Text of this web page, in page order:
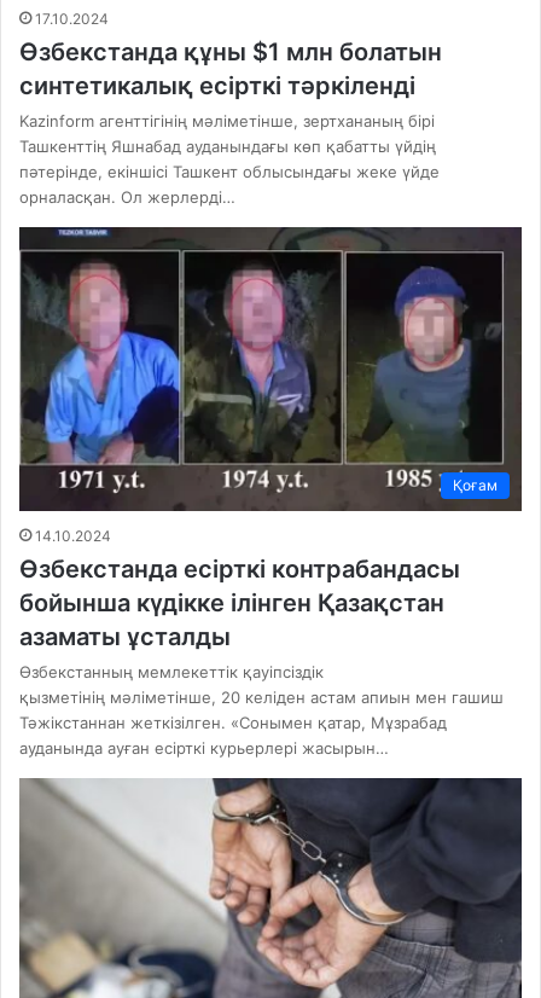
17.10.2024
Өзбекстанда құны $1 млн болатын
синтетикалық есірткі тәркіленді
Kazinform агенттігінің мәліметінше, зертхананың бірі
Ташкенттің Яшнабад ауданындағы көп қабатты үйдің
пәтерінде, екіншісі Ташкент облысындағы жеке үйде
орналасқан. Ол жерлерді…
Қоғам
14.10.2024
Өзбекстанда есірткі контрабандасы
бойынша күдікке ілінген Қазақстан
азаматы ұсталды
Өзбекстанның мемлекеттік қауіпсіздік
қызметінің мәліметінше, 20 келіден астам апиын мен гашиш
Тәжікстаннан жеткізілген. «Сонымен қатар, Мұзрабад
ауданында ауған есірткі курьерлері жасырын…